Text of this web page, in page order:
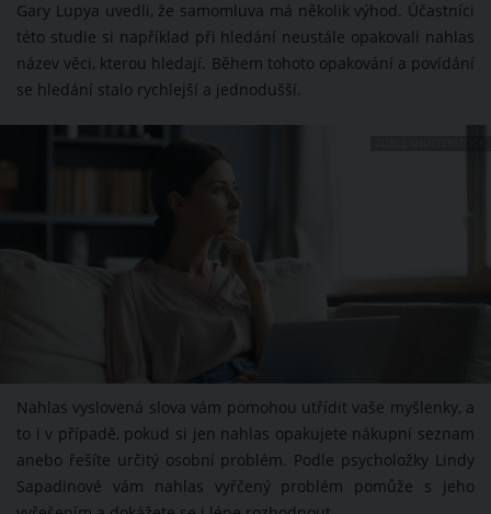
Gary Lupya uvedli, že samomluva má několik výhod. Účastníci
této studie si například při hledání neustále opakovali nahlas
název věci, kterou hledají. Během tohoto opakování a povídání
se hledání stalo rychlejší a jednodušší.
Nahlas vyslovená slova vám pomohou utřídit vaše myšlenky, a
to i v případě, pokud si jen nahlas opakujete nákupní seznam
anebo řešíte určitý osobní problém. Podle psycholožky Lindy
Sapadinové vám nahlas vyřčený problém pomůže s jeho